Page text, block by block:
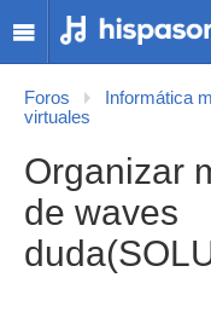
Foros Informática
virtuales
Organizar
de waves